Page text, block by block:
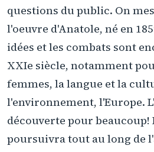
questions du public. On
l'oeuvre d'Anatole, né en
idées et les combats sont
XXIe siècle, notamment
femmes, la langue et la
l'environnement, l'Europe.
découverte pour beaucoup!
poursuivra tout au long de